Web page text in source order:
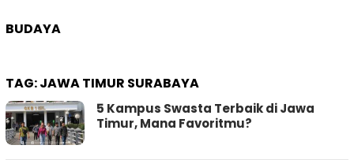
BUDAYA
TAG:JAWA TIMUR SURABAYA
5 Kampus Swasta Terbaik di Jawa
Timur, Mana Favoritmu?